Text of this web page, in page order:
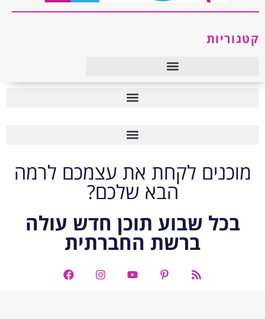
קטגוריות
מוכנים לקחת את עצמכם לרמה
הבא שלכם?
בכל שבוע תוכן חדש עולה
ברשת החברתית